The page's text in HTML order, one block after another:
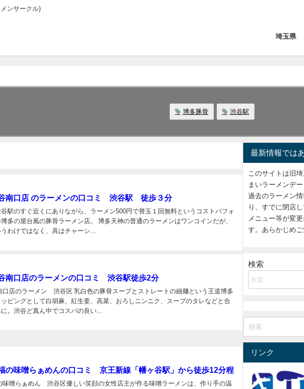
ンサークル)
埼玉県
博多豚骨 渋谷駅
南口店 のラーメンの口コミ 渋谷駅 徒歩３分
駅のすぐ近くにありながら、ラーメン500円で替玉１回無料というコストパフォ
多の屋台風の豚骨ラーメン店。 博多天神の普通のラーメンはワンコインだが、
わけではなく、具はチャーシ...
南口店のラーメンの口コミ 渋谷駅徒歩2分
口店のラーメン 渋谷区 乳白色の豚骨スープとストレートの細麺という王道博多
ピングとして白胡麻、紅生姜、高菜、おろしニンニク、スープのタレなどと合
。渋谷ど真ん中でコスパの良い...
の味噌らぁめんの口コミ 京王新線「幡ヶ谷駅」から徒歩12分程
味噌らぁめん 渋谷区優しい笑顔の女性店主が作る味噌ラーメンは、作り手の温
最新情報では
このサイトは旧
まいラーメンデ
過去のラーメン
り、すでに閉店
メニュー等が変
す。あらかじめご
検索
リンク